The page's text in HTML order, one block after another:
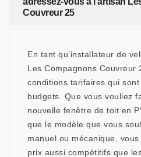
Couvreur 25
En tant qu’installateur de
Les Compagnons Couvreur
conditions tarifaires qui
budgets. Que vous vouliez
nouvelle fenêtre de toit en
que le modèle que vous
manuel ou mécanique,
prix aussi compétitifs que